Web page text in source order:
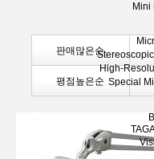
Mini
High-
Special
판매많은순
평점높은순